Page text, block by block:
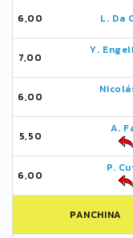
6,00 L. Da
7,00
Y.
6,00
5,50
A.
6,00
P.
PANCHINA